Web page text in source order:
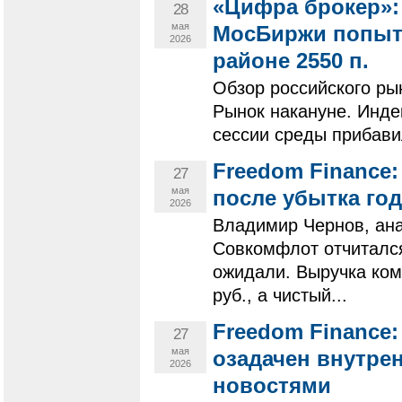
28
мая
2026
«Цифра
МосБиржи
районе 2550 п.
Обзор российского
Рынок накануне.
сессии среды
27
мая
2026
Freedom
после убытка
Владимир Чернов,
Совкомфлот
ожидали. Выручка
руб., а чистый...
27
мая
2026
Freedom
озадачен
новостями